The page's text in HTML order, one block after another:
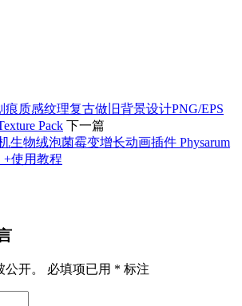
痕质感纹理复古做旧背景设计PNG/EPS
Pack 下一篇
生物绒泡菌霉变增长动画插件 Physarum
+使用教程
开。 必填项已用 * 标注